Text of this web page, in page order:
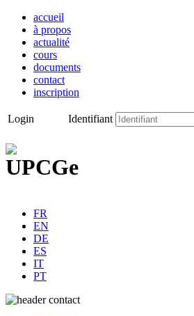
accueil
à propos
actualité
cours
documents
contact
inscription
Login Identifiant
FR
EN
DE
ES
IT
PT